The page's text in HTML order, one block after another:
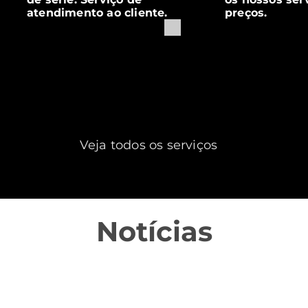
atendimento ao cliente.
preços.
Veja todos os serviços
Notícias